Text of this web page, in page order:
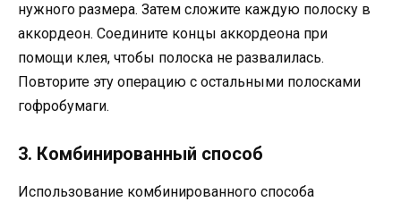
нужного размера. Затем сложите каждую полоску в
аккордеон. Соедините концы аккордеона при
помощи клея, чтобы полоска не развалилась.
Повторите эту операцию с остальными полосками
гофробумаги.
3. Комбинированный способ
Использование комбинированного способа